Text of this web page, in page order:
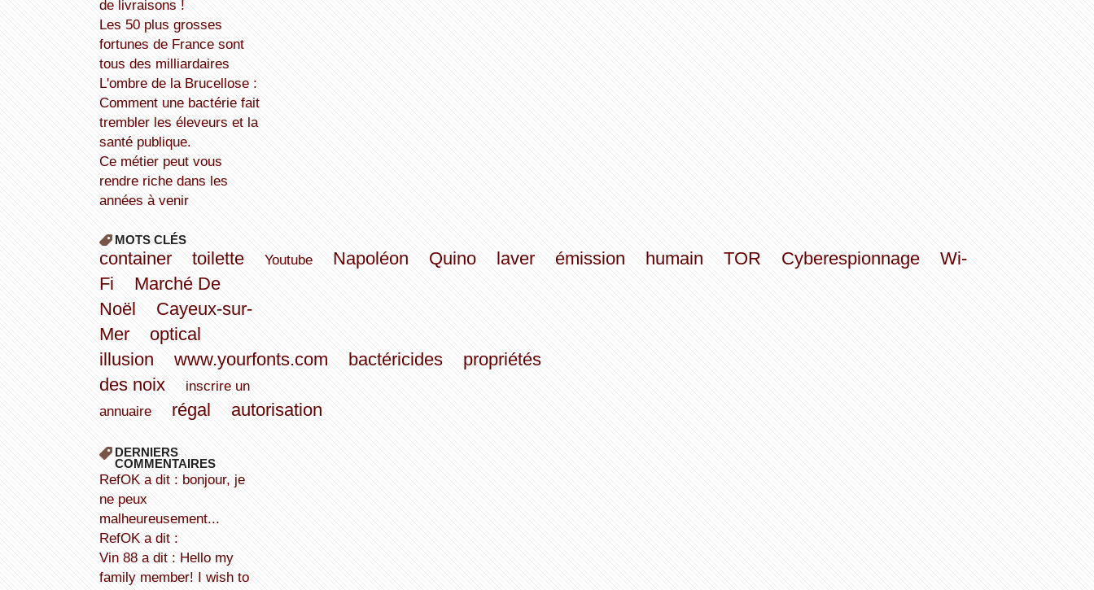
de livraisons !
Les 50 plus grosses
fortunes de France sont
tous des milliardaires
L'ombre de la Brucellose :
Comment une bactérie fait
trembler les éleveurs et la
santé publique.
Ce métier peut vous
rendre riche dans les
années à venir
MOTS CLÉS
container toilette Youtube Napoléon Quino laver émission humain TOR Cyberespionnage
Wi-
Fi
Marché De
Noël
Cayeux-sur-
Mer
optical
illusion
www.yourfonts.com bactéricides
propriétés
des noix
inscrire un
annuaire
régal autorisation
DERNIERS
COMMENTAIRES
refOK a dit : bonjour, je
ne peux
malheureusement...
refOK a dit :
Vin 88 a dit : Hello my
family member! I wish to